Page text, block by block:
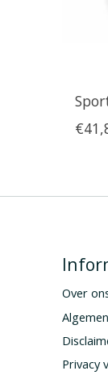
Over
Privacy